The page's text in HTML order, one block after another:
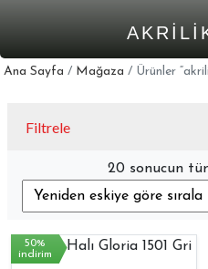
Ana Sayfa / Mağaza / Ürünler
Filtrele
20 sonucun
50%
indirim